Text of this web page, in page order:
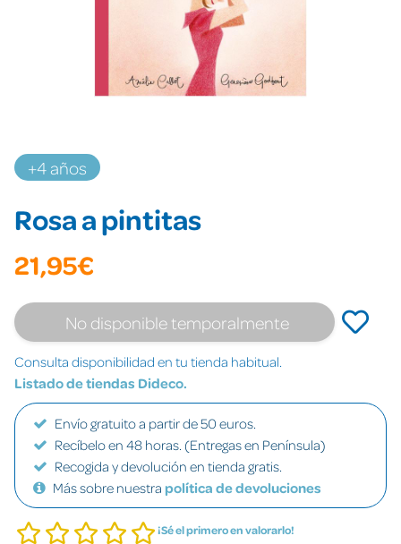
+4 años
Rosa a pintitas
21,95€
No disponible temporalmente
Consulta disponibilidad en tu tienda habitual.
Listado de tiendas Dideco.
Envío gratuito a partir de 50 euros.
Recíbelo en 48 horas. (Entregas en Península)
Recogida y devolución en tienda gratis.
Más sobre nuestra política de devoluciones
¡Sé el primero en valorarlo!